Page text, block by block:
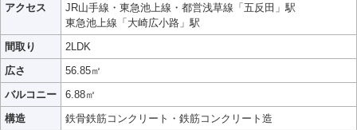
アクセス
JR山手線・東急池上線・都営浅草線「五反田」駅
東急池上線「大崎広小路」駅
間取り
2LDK
広さ
56.85㎡
バルコニー
6.88㎡
構造
鉄骨鉄筋コンクリート・鉄筋コンクリート造